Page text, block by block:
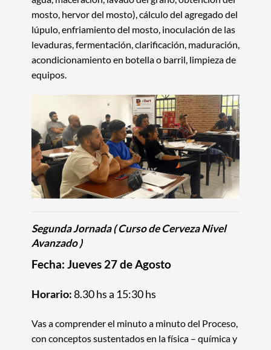
mosto, hervor del mosto), cálculo del agregado del
lúpulo, enfriamiento del mosto, inoculación de las
levaduras, fermentación, clarificación, maduración,
acondicionamiento en botella o barril, limpieza de
equipos.
Segunda Jornada( Curso de CervezaNivel
Avanzado)
Fecha: Jueves 27 de Agosto
Horario:8.30 hs a 15:30 hs
Vas a comprender el minuto a minuto del Proceso,
con conceptos sustentados en la física – química y